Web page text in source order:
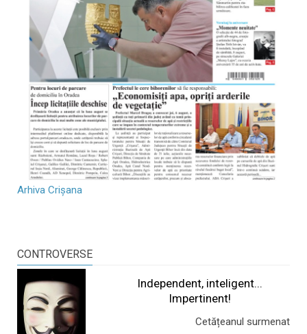
Arhiva Crișana
CONTROVERSE
Independent, inteligent...
Impertinent!
Cetățeanul surmenat